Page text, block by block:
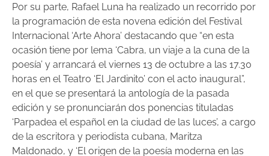
Por su parte, Rafael Luna ha realizado un recorrido por
la programación de esta novena edición del Festival
Internacional ‘Arte Ahora’ destacando que “en esta
ocasión tiene por lema ‘Cabra, un viaje a la cuna de la
poesía’ y arrancará el viernes 13 de octubre a las 17.30
horas en el Teatro ‘El Jardinito’ con el acto inaugural”,
en el que se presentará la antología de la pasada
edición y se pronunciarán dos ponencias tituladas
‘Parpadea el español en la ciudad de las luces’, a cargo
de la escritora y periodista cubana, Maritza
Maldonado, y ‘El origen de la poesía moderna en las